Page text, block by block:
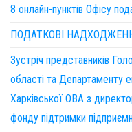
8 онлайн-пунктів Офісу
ПОДАТКОВІ
Зустріч представників
області та Департаменту
Харківської ОВА з
фонду підтримки